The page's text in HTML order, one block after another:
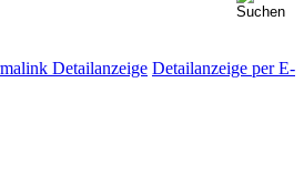
Detailanzeige Detailanzeige per E-